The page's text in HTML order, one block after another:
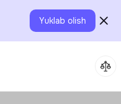
Yuklab olish